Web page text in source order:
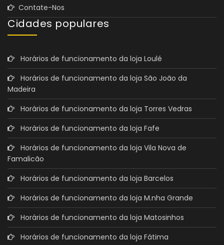
Contate-Nos
Cidades populares
Horários de funcionamento da loja Loulé
Horários de funcionamento da loja São João da
Madeira
Horários de funcionamento da loja Torres Vedras
Horários de funcionamento da loja Fafe
Horários de funcionamento da loja Vila Nova de
Famalicão
Horários de funcionamento da loja Barcelos
Horários de funcionamento da loja M.nha Grande
Horários de funcionamento da loja Matosinhos
Horários de funcionamento da loja Fátima